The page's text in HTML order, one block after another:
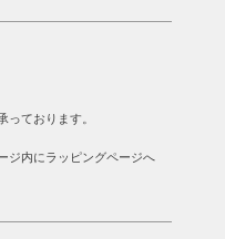
っております。
ジ内にラッピングページへ